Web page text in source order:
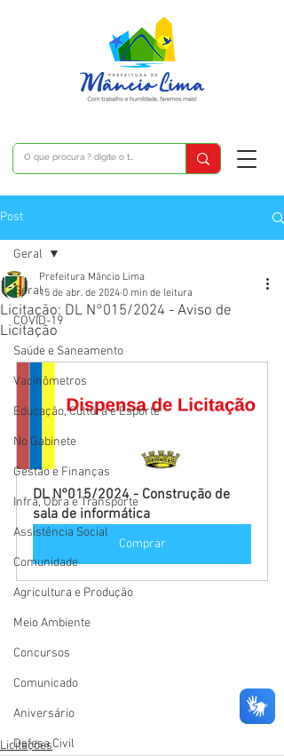
Post
Geral
COVID-19
Saúde e Saneamento
Vacinômetros
Educação, Cultura e Esporte
No Gabinete
Gestão e Finanças
Infra, Obra e Transporte
Assistência Social
Comunidade
Agricultura e Produção
Meio Ambiente
Concursos
Comunicado
Aniversário
Defesa Civil
Geral
Licitação: DL N°015/2024 - Aviso de
Licitação
Prefeitura Mâncio Lima
15 de abr. de 2024 0 min de leitura
DL N°015/2024 - Construção de
sala de informática
Comprar
Licitações